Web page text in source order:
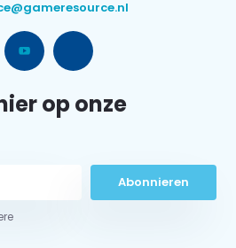
op onze
Abonnieren